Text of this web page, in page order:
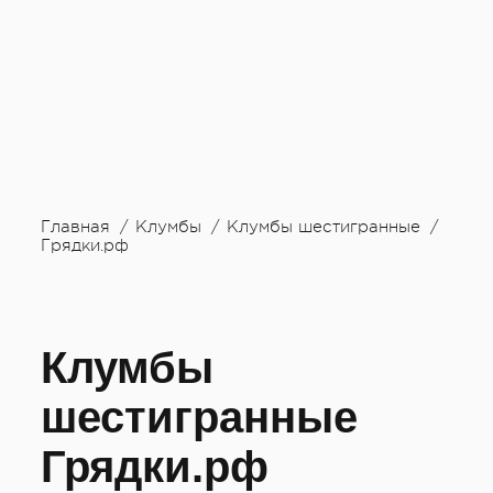
Главная Клумбы
Клумбы шестигранные
Грядки.рф
Клумбы
шестигранные
Грядки.рф